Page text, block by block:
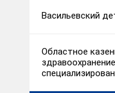
Васильевский
Областное